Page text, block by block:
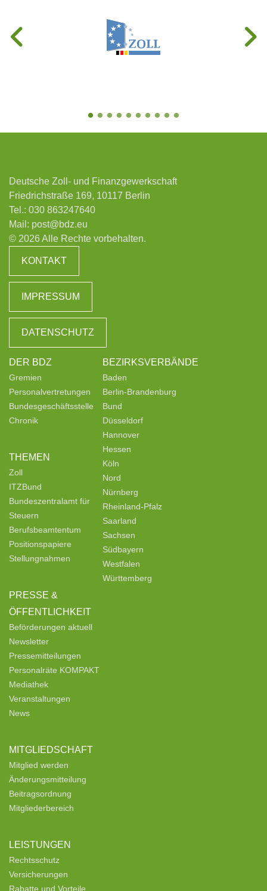
Deutsche Zoll- und Finanzgewerkschaft
Friedrichstraße 169, 10117 Berlin
Tel.: 030 863247640
Mail: post@bdz.eu
© 2026 Alle Rechte vorbehalten.
KONTAKT
IMPRESSUM
DATENSCHUTZ
DER BDZ
Gremien
Personalvertretungen
Bundesgeschäftsstelle
Chronik
THEMEN
Zoll
ITZBund
Bundeszentralamt für
Steuern
Berufsbeamtentum
Positionspapiere
Stellungnahmen
PRESSE &
ÖFFENTLICHKEIT
Beförderungen aktuell
Newsletter
Pressemitteilungen
Personalräte KOMPAKT
Mediathek
Veranstaltungen
News
MITGLIEDSCHAFT
Mitglied werden
Änderungsmitteilung
Beitragsordnung
Mitgliederbereich
LEISTUNGEN
Rechtsschutz
Versicherungen
Rabatte und Vorteile
BEZIRKSVERBÄNDE
Baden
Berlin-Brandenburg
Bund
Düsseldorf
Hannover
Hessen
Köln
Nord
Nürnberg
Rheinland-Pfalz
Saarland
Sachsen
Südbayern
Westfalen
Württemberg